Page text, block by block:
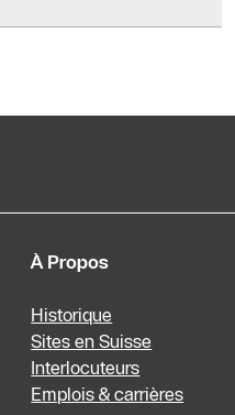
À Propos
Historique
Sites en Suisse
Interlocuteurs
Emplois & carrières